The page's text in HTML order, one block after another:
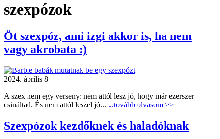
szexpózok
Öt szexpóz, ami izgi akkor is, ha nem
vagy akrobata :)
2024. április 8
A szex nem egy verseny: nem attól lesz jó, hogy már ezerszer
csináltad. És nem attól leszel jó... ...tovább olvasom >>
Szexpózok kezdőknek és haladóknak